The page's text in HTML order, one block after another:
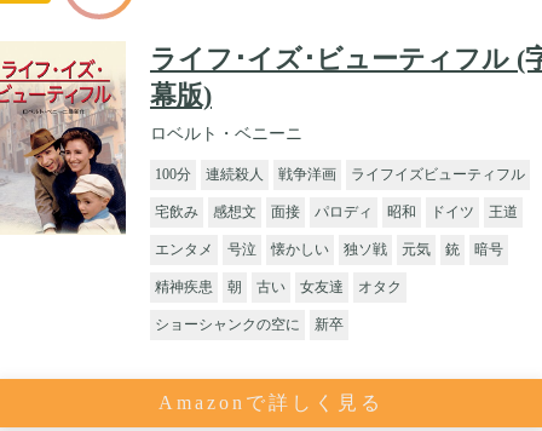
ライフ･イズ･ビューティフル (
幕版)
ロベルト・ベニーニ
100分 連続殺人 戦争洋画 ライフイズビューティフル
宅飲み 感想文 面接 パロディ 昭和 ドイツ 王道
エンタメ 号泣 懐かしい 独ソ戦 元気 銃 暗号
精神疾患 朝 古い 女友達 オタク
ショーシャンクの空に 新卒
Amazonで詳しく見る